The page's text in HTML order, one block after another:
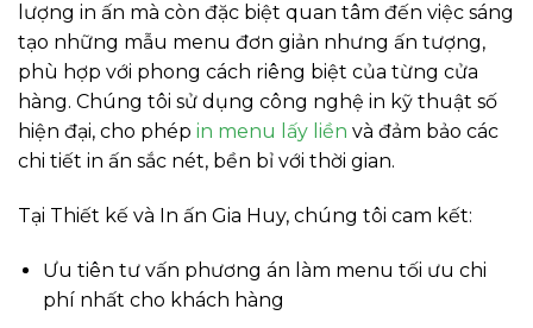
lượng in ấn mà còn đặc biệt quan tâm đến việc sáng
tạo những mẫu menu đơn giản nhưng ấn tượng,
phù hợp với phong cách riêng biệt của từng cửa
hàng. Chúng tôi sử dụng công nghệ in kỹ thuật số
hiện đại, cho phép in menu lấy liền và đảm bảo các
chi tiết in ấn sắc nét, bền bỉ với thời gian.
Tại Thiết kế và In ấn Gia Huy, chúng tôi cam kết:
Ưu tiên tư vấn phương án làm menu tối ưu chi
phí nhất cho khách hàng